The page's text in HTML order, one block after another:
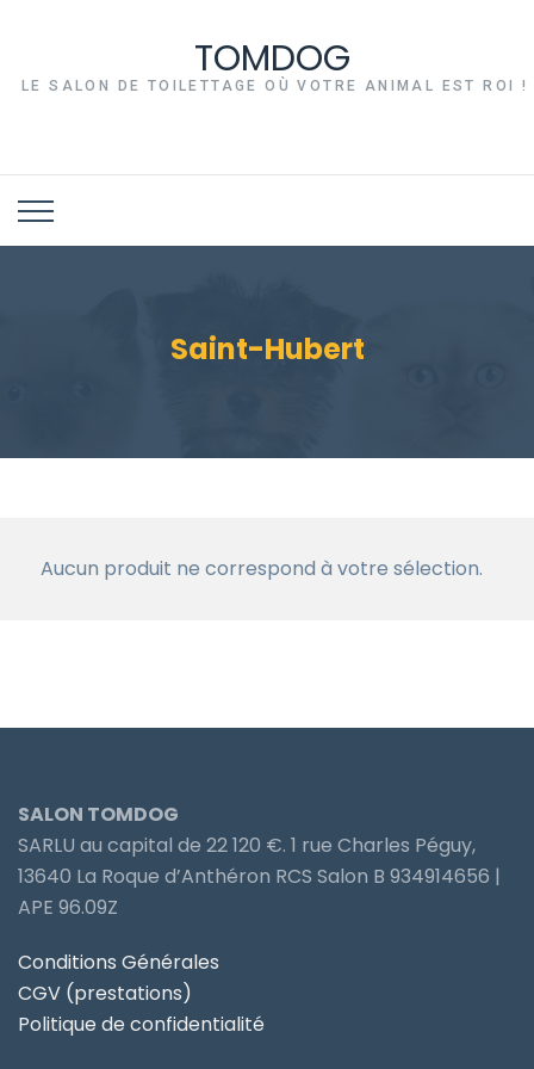
TOMDOG
LE SALON DE TOILETTAGE OÙ VOTRE ANIMAL EST ROI !
Saint-Hubert
Aucun produit ne correspond à votre sélection.
SALON TOMDOG
SARLU au capital de 22 120 €. 1 rue Charles Péguy,
13640 La Roque d’Anthéron RCS Salon B 934914656 |
APE 96.09Z
Conditions Générales
CGV (prestations)
Politique de confidentialité